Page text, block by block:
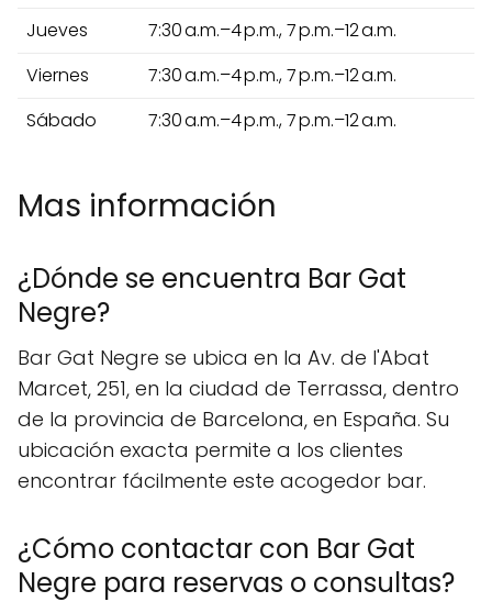
Jueves
7:30 a.m.–4 p.m., 7 p.m.–12 a.m.
Viernes
7:30 a.m.–4 p.m., 7 p.m.–12 a.m.
Sábado
7:30 a.m.–4 p.m., 7 p.m.–12 a.m.
Mas información
¿Dónde se encuentra Bar Gat
Negre?
Bar Gat Negre se ubica en la Av. de l'Abat
Marcet, 251, en la ciudad de Terrassa, dentro
de la provincia de Barcelona, en España. Su
ubicación exacta permite a los clientes
encontrar fácilmente este acogedor bar.
¿Cómo contactar con Bar Gat
Negre para reservas o consultas?